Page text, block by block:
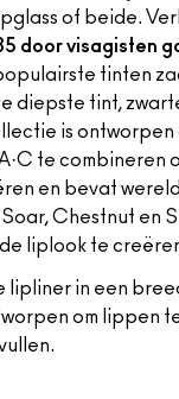
of beide.
door visagisten
tinten
diepste tint,
is ontworpen
te combineren
en bevat
Chestnut en
liplook te
lipliner in een
om lippen